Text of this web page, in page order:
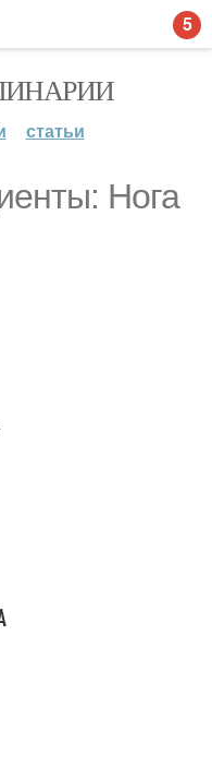
статьи
Нога
5